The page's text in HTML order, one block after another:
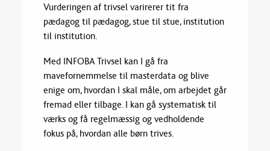
Vurderingen af trivsel varirerer tit fra
pædagog til pædagog, stue til stue, institution
til institution.
Med INFOBA Trivsel kan I gå fra
mavefornemmelse til masterdata og blive
enige om, hvordan I skal måle, om arbejdet går
fremad eller tilbage. I kan gå systematisk til
værks og få regelmæssig og vedholdende
fokus på, hvordan alle børn trives.